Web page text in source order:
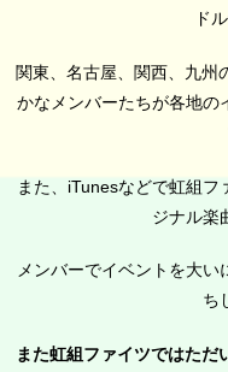
ド
関東、名古屋、関西、九州
かなメンバーたちが各地の
また、iTunesなどで虹組フ
ジナル楽
メンバーでイベントを大
ち
また虹組ファイツではただ